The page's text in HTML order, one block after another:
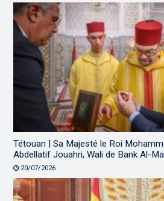
Tétouan | Sa Majesté le Roi
Abdellatif Jouahri, Wali de Bank Al-
20/07/2026